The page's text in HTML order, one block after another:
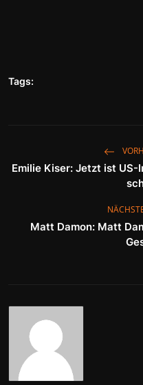
Tags:
Emilie Kiser: Jetzt ist
Matt Damon: Matt